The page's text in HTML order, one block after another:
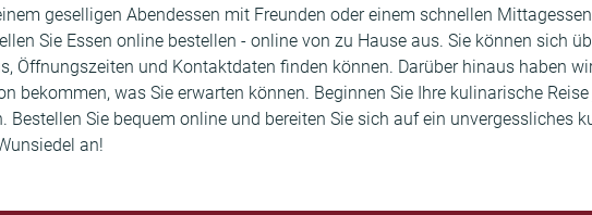
geselligen Abendessen mit Freunden oder einem schnellen
Sie Essen online bestellen - online von zu Hause aus. Sie können sich
Öffnungszeiten und Kontaktdaten finden können. Darüber hinaus haben
bekommen, was Sie erwarten können. Beginnen Sie Ihre kulinarische
Bestellen Sie bequem online und bereiten Sie sich auf ein unvergessliches
an!